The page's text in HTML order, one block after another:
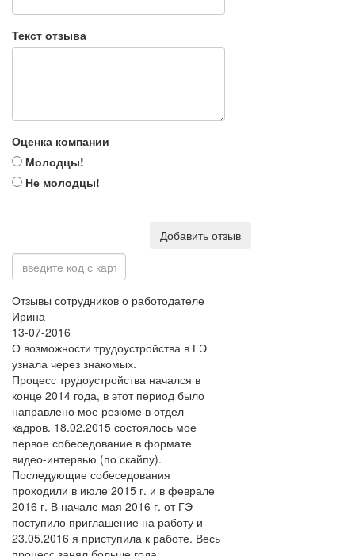
Текст отзыва
Оценка компании
Молодцы!
Не молодцы!
Добавить отзыв
Отзывы сотрудников о работодателе
Ирина
13-07-2016
О возможности трудоустройства в ГЭ
узнала через знакомых.
Процесс трудоустройства начался в
конце 2014 года, в этот период было
направлено мое резюме в отдел
кадров. 18.02.2015 состоялось мое
первое собеседование в формате
видео-интервью (по скайпу).
Последующие собеседования
проходили в июле 2015 г. и в феврале
2016 г. В начале мая 2016 г. от ГЭ
поступило приглашение на работу и
23.05.2016 я приступила к работе. Весь